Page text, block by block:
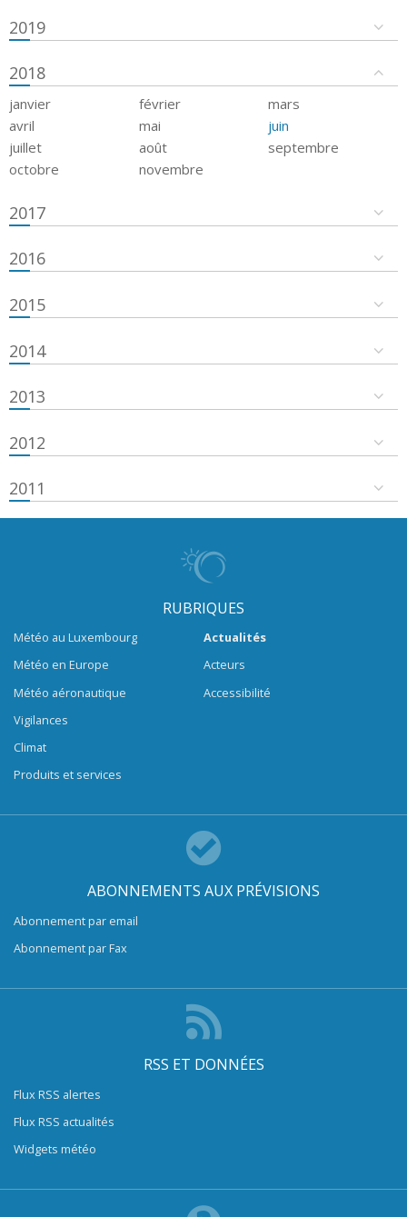
2019
2018
janvier février
mars
avril
mai
juin
juillet
août
septembre
octobre
novembre
2017
2016
2015
2014
2013
2012
2011
RUBRIQUES
Météo au Luxembourg
Météo en Europe
Météo aéronautique
Vigilances
Climat
Produits et services
Actualités
Acteurs
Accessibilité
ABONNEMENTS AUX PRÉVISIONS
Abonnement par email
Abonnement par Fax
RSS ET DONNÉES
Flux RSS alertes
Flux RSS actualités
Widgets météo